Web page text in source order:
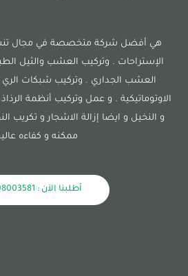
هي أفضل شركة متخصصة في مجال
الإستراحات . وتركيب العشب والثيل
العشب الجداري . وتركيب شبكات
الاوتوماتيكية . و عمل وتركيب أنظمة
و النخيل و ايضا إزالة الاشجار و تكريب
ممكنه و كفاءه
أطلبنا الآن : 0508003581